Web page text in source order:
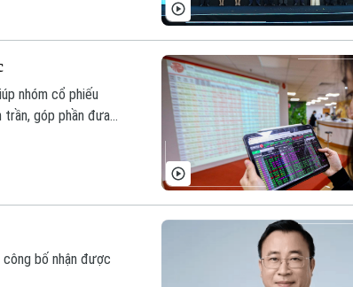
nhóm cổ phiếu
trần, góp phần đưa
công bố nhận được